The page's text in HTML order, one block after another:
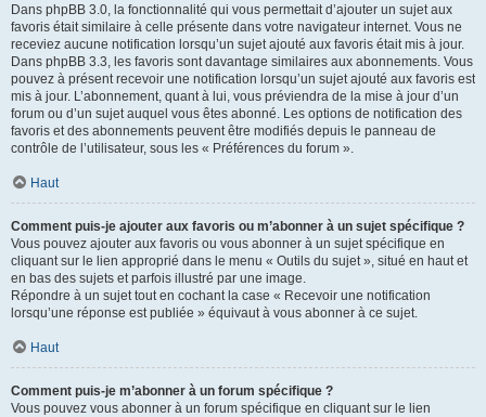
Dans phpBB 3.0, la fonctionnalité qui vous permettait d’ajouter un sujet aux
favoris était similaire à celle présente dans votre navigateur internet. Vous ne
receviez aucune notification lorsqu’un sujet ajouté aux favoris était mis à jour.
Dans phpBB 3.3, les favoris sont davantage similaires aux abonnements. Vous
pouvez à présent recevoir une notification lorsqu’un sujet ajouté aux favoris est
mis à jour. L’abonnement, quant à lui, vous préviendra de la mise à jour d’un
forum ou d’un sujet auquel vous êtes abonné. Les options de notification des
favoris et des abonnements peuvent être modifiés depuis le panneau de
contrôle de l’utilisateur, sous les « Préférences du forum ».
Haut
Comment puis-je ajouter aux favoris ou m’abonner à un sujet spécifique ?
Vous pouvez ajouter aux favoris ou vous abonner à un sujet spécifique en
cliquant sur le lien approprié dans le menu « Outils du sujet », situé en haut et
en bas des sujets et parfois illustré par une image.
Répondre à un sujet tout en cochant la case « Recevoir une notification
lorsqu’une réponse est publiée » équivaut à vous abonner à ce sujet.
Haut
Comment puis-je m’abonner à un forum spécifique ?
Vous pouvez vous abonner à un forum spécifique en cliquant sur le lien